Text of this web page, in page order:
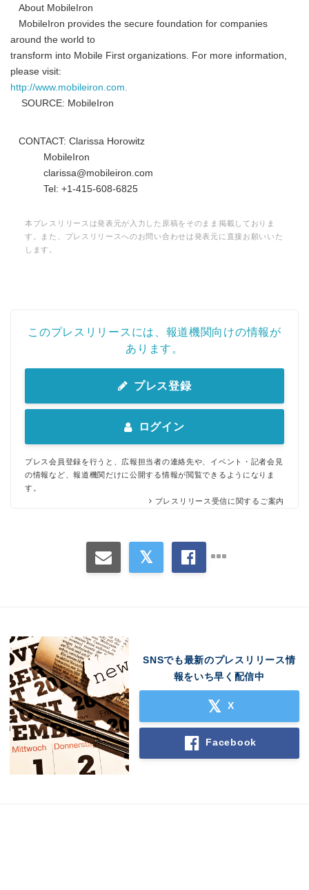
About MobileIron
MobileIron provides the secure foundation for companies
around the world to
transform into Mobile First organizations. For more information,
please visit:
http://www.mobileiron.com.
SOURCE: MobileIron
CONTACT: Clarissa Horowitz
MobileIron
clarissa@mobileiron.com
Tel: +1-415-608-6825
本プレスリリースは発表元が入力した原稿をそのまま掲載しておりま
す。また、プレスリリースへのお問い合わせは発表元に直接お願いいた
します。
このプレスリリースには、報道機関向けの情報が
あります。
プレス登録
ログイン
プレス会員登録を行うと、広報担当者の連絡先や、イベント・記者会見
の情報など、報道機関だけに公開する情報が閲覧できるようになりま
す。
プレスリリース受信に関するご案内
SNSでも最新のプレスリリース情
報をいち早く配信中
X
Facebook